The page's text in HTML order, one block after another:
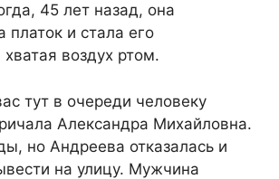
45 лет назад, она
платок и стала его
хватая воздух ртом.
тут в очереди человеку
Александра Михайловна.
но Андреева отказалась и
на улицу. Мужчина